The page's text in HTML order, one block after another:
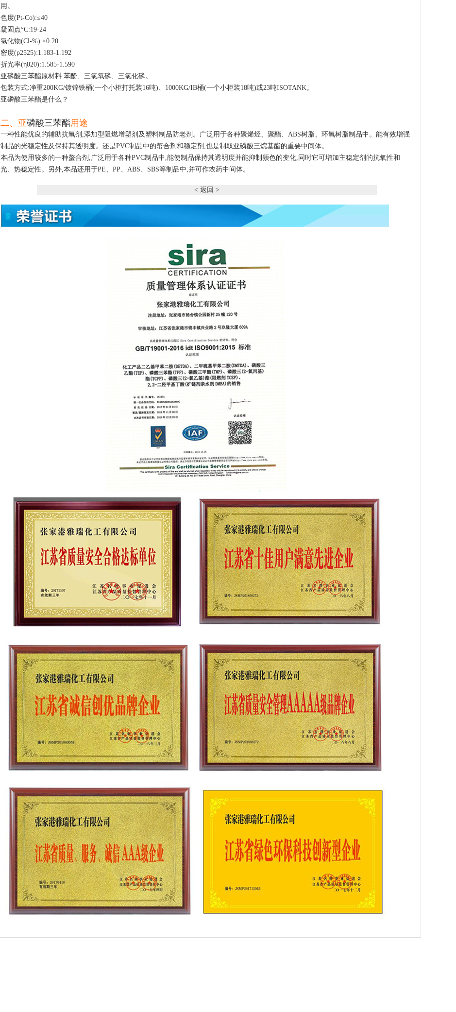
用。
色度(Pt-Co):≤40
凝固点°C:19-24
氯化物(Cl-%):≤0.20
密度(ρ2525):1.183-1.192
折光率(η020):1.585-1.590
亚磷酸三苯酯原材料:苯酚、三氯氧磷、三氯化磷。
包装方式:净重200KG/镀锌铁桶(一个小柜打托装16吨)、1000KG/IB桶(一个小柜装18吨)或23吨ISOTANK。
亚磷酸三苯酯是什么？
二、亚磷酸三苯酯用途
一种性能优良的辅助抗氧剂,添加型阻燃增塑剂及塑料制品防老剂。广泛用于各种聚烯烃、聚酯、ABS树脂、环氧树脂制品中。能有效增强
制品的光稳定性及保持其透明度。还是PVC制品中的螯合剂和稳定剂,也是制取亚磷酸三烷基酯的重要中间体。
本品为使用较多的一种螯合剂,广泛用于各种PVC制品中,能使制品保持其透明度并能抑制颜色的变化,同时它可增加主稳定剂的抗氧性和
光、热稳定性。另外,本品还用于PE、PP、ABS、SBS等制品中,并可作农药中间体。
< 返回 >